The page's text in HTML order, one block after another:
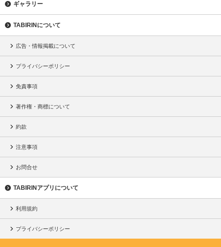
ギャラリー
TABIRINについて
広告・情報掲載について
プライバシーポリシー
免責事項
著作権・商標について
約款
注意事項
お問合せ
TABIRINアプリについて
利用規約
プライバシーポリシー